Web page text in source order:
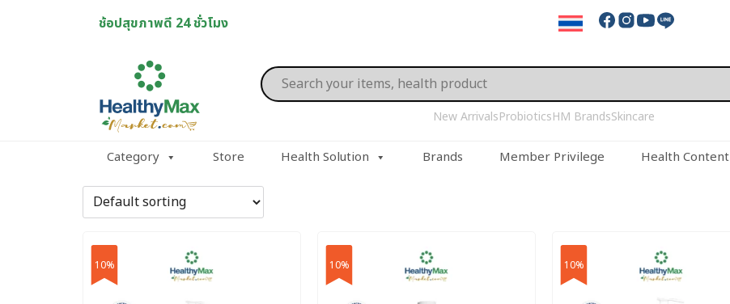
ช้อปสุขภาพดี 24 ชั่วโมง
Products
search
New ArrivalsProbioticsHM BrandsSkincare
Category Store Health Solution Brands Member Privilege Health Content
10% 10% 10%